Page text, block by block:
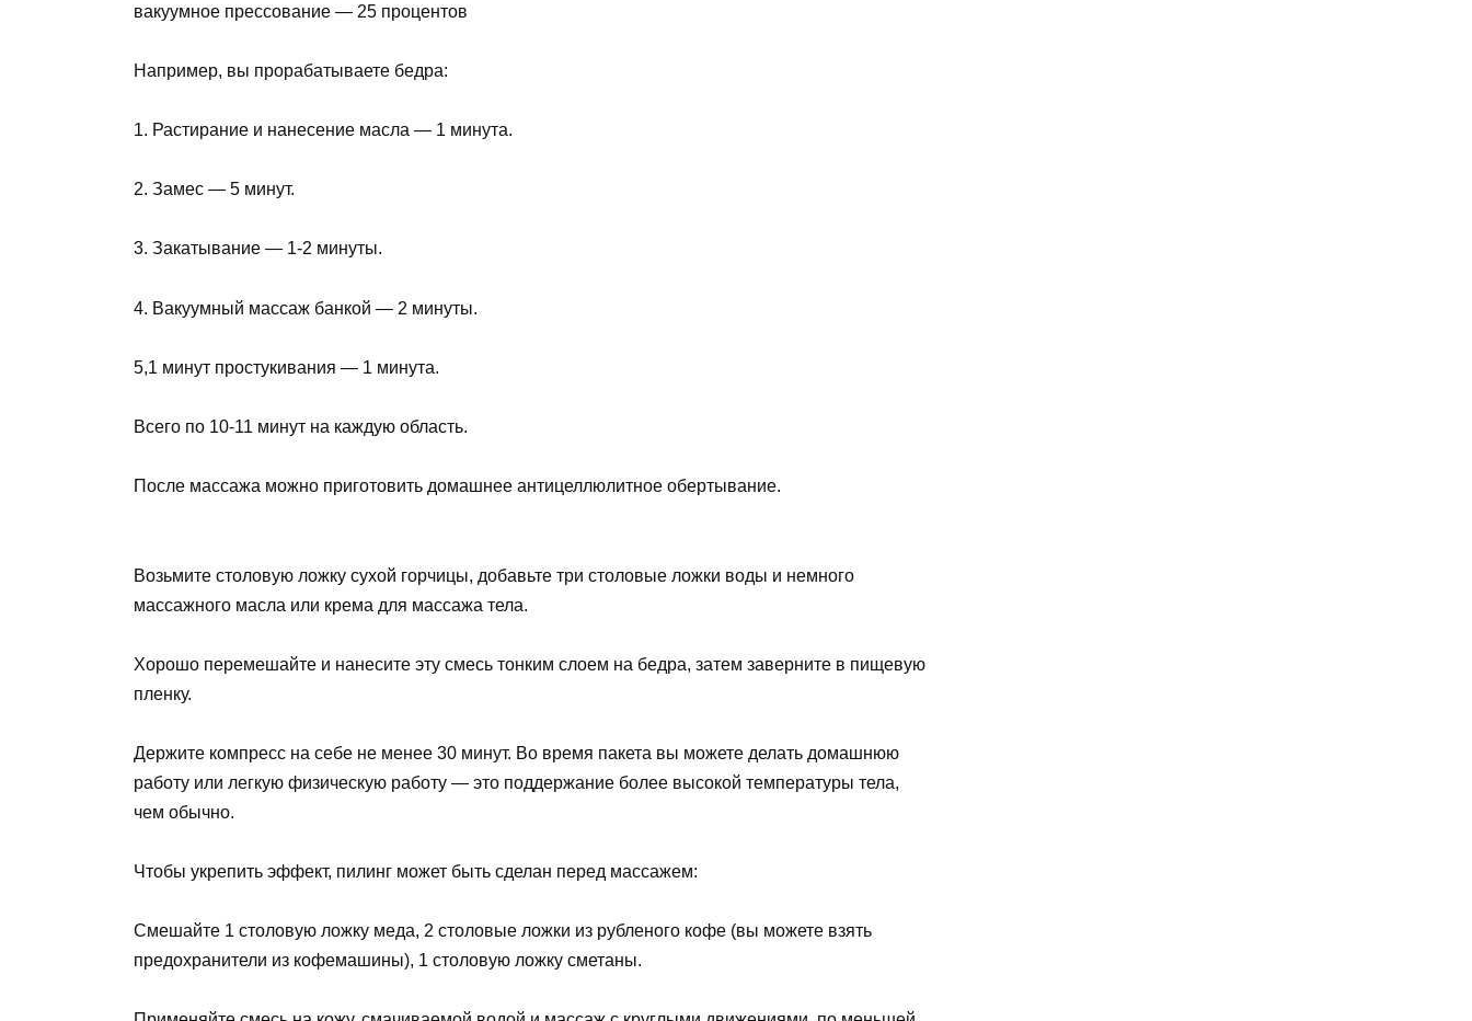
вакуумное прессование — 25 процентов
Например, вы прорабатываете бедра:
1. Растирание и нанесение масла — 1 минута.
2. Замес — 5 минут.
3. Закатывание — 1-2 минуты.
4. Вакуумный массаж банкой — 2 минуты.
5,1 минут простукивания — 1 минута.
Всего по 10-11 минут на каждую область.
После массажа можно приготовить домашнее антицеллюлитное обертывание.
Возьмите столовую ложку сухой горчицы, добавьте три столовые ложки воды и немного
массажного масла или крема для массажа тела.
Хорошо перемешайте и нанесите эту смесь тонким слоем на бедра, затем заверните в пищевую
пленку.
Держите компресс на себе не менее 30 минут. Во время пакета вы можете делать домашнюю
работу или легкую физическую работу — это поддержание более высокой температуры тела,
чем обычно.
Чтобы укрепить эффект, пилинг может быть сделан перед массажем:
Смешайте 1 столовую ложку меда, 2 столовые ложки из рубленого кофе (вы можете взять
предохранители из кофемашины), 1 столовую ложку сметаны.